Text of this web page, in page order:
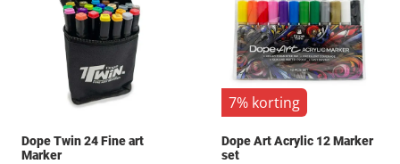
Dope Twin 24 Fine art
Marker
7% korting
Dope Art Acrylic 12 Marker
set